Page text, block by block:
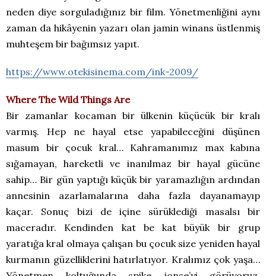
neden diye sorguladığınız bir film. Yönetmenliğini aynı
zaman da hikâyenin yazarı olan jamin winans üstlenmiş
muhteşem bir bağımsız yapıt.
https://www.otekisinema.com/ink-2009/
Where The Wild Things Are
Bir zamanlar kocaman bir ülkenin küçücük bir kralı
varmış. Hep ne hayal etse yapabileceğini düşünen
masum bir çocuk kral… Kahramanımız max kabına
sığamayan, hareketli ve inanılmaz bir hayal gücüne
sahip… Bir gün yaptığı küçük bir yaramazlığın ardından
annesinin azarlamalarına daha fazla dayanamayıp
kaçar. Sonuç bizi de içine sürüklediği masalsı bir
maceradır. Kendinden kat be kat büyük bir grup
yaratığa kral olmaya çalışan bu çocuk size yeniden hayal
kurmanın güzelliklerini hatırlatıyor. Kralımız çok yaşa…